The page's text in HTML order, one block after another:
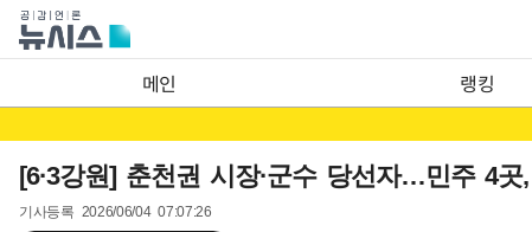
메인 랭킹
[6·3강원] 춘천권 시장·군수 당선자…민주 4
기사등록 2026/06/04 07:07:26